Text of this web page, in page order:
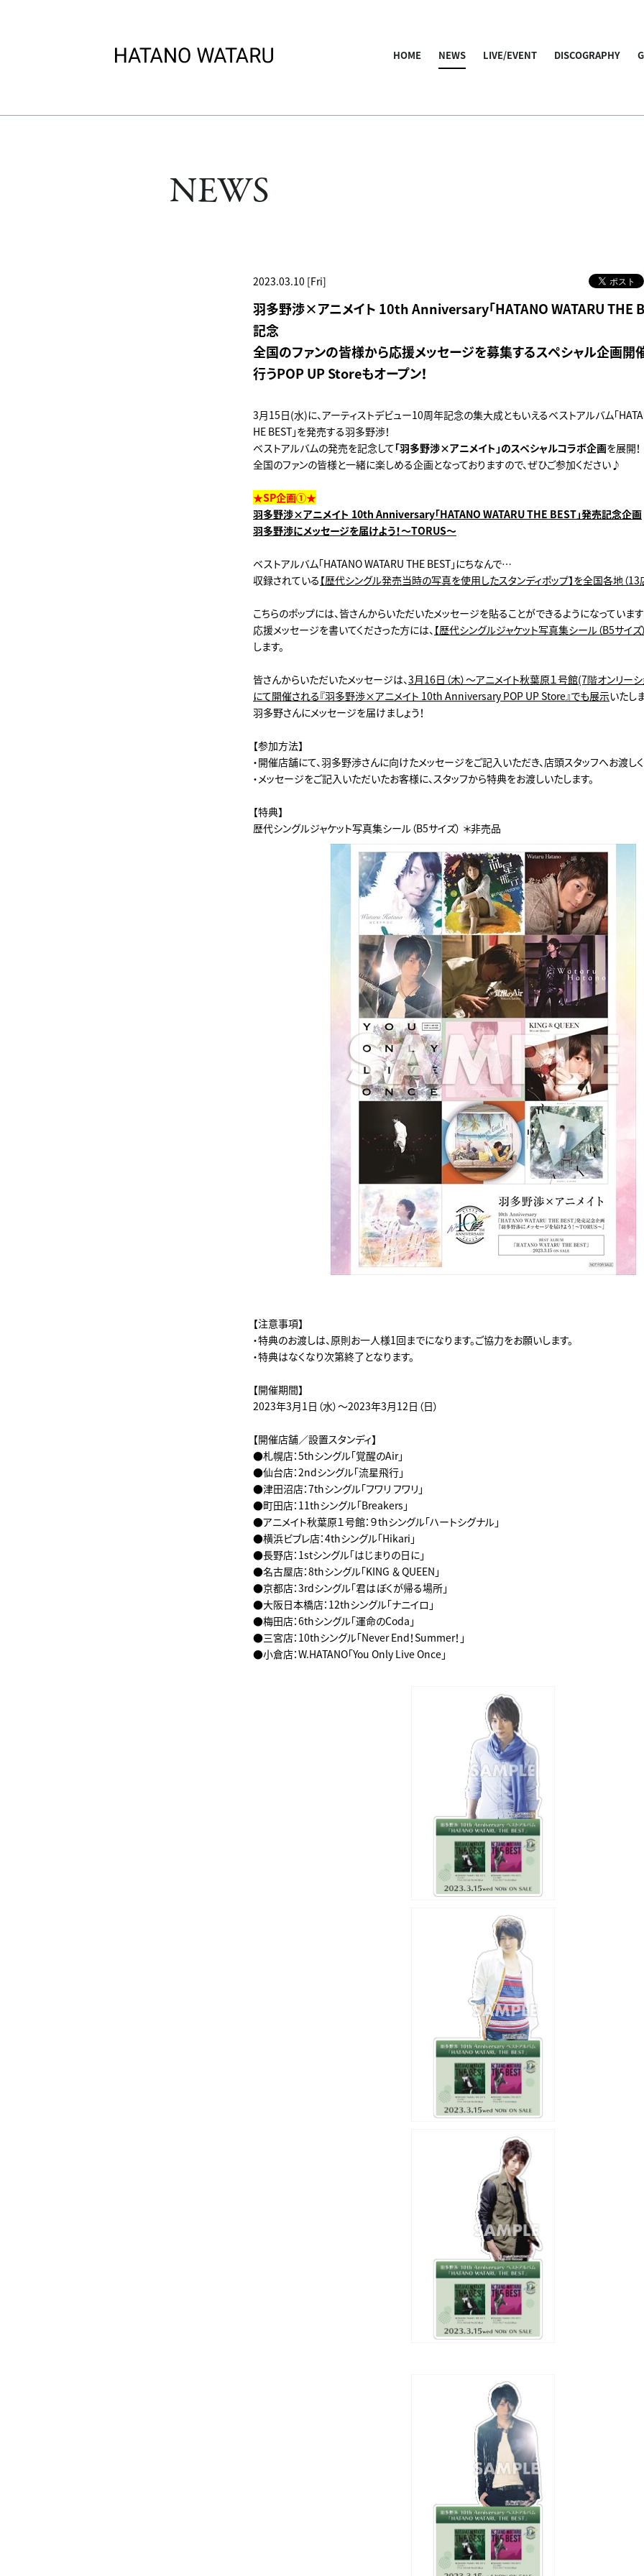
HOME NEWS LIVE/EVENT DISCOGRAPHY
NEWS
2023.03.10 [Fri]
羽多野渉×アニメイト 10th Anniversary「HATANO WATARU THE
記念
全国のファンの皆様から応援メッセージを募集するスペシャル企画開
行うPOP UP Storeもオープン！
3月15日(水)に、アーティストデビュー10周年記念の集大成ともいえるベストアルバム「
HE BEST」を発売する羽多野渉！
ベストアルバムの発売を記念して「羽多野渉×アニメイト」のスペシャルコラボ企画を展開！
全国のファンの皆様と一緒に楽しめる企画となっておりますので、ぜひご参加ください♪
★SP企画①★
羽多野渉×アニメイト 10th Anniversary「HATANO WATARU THE BEST」発売記念企画
羽多野渉にメッセージを届けよう！～TORUS～
ベストアルバム「HATANO WATARU THE BEST」にちなんで…
収録されている 【歴代シングル発売当時の写真を使用したスタンディポップ】を全国各地（13
こちらのポップには、皆さんからいただいたメッセージを貼ることができるようになっていま
応援メッセージを書いてくださった方には、 【歴代シングルジャケット写真集シール（B5サイズ
します。
皆さんからいただいたメッセージは、3月16日（木）～アニメイト秋葉原１号館(7階オンリー
にて開催される『羽多野渉×アニメイト 10th Anniversary POP UP Store』でも展示いたし
羽多野さんにメッセージを届けましょう！
【参加方法】
・開催店舗にて、羽多野渉さんに向けたメッセージをご記入いただき、店頭スタッフへお渡しく
・メッセージをご記入いただいたお客様に、スタッフから特典をお渡しいたします。
【特典】
歴代シングルジャケット写真集シール（B5サイズ） ＊非売品
【注意事項】
・特典のお渡しは、原則お一人様1回までになります。ご協力をお願いします。
・特典はなくなり次第終了となります。
【開催期間】
2023年3月1日（水）～2023年3月12日（日）
【開催店舗／設置スタンディ】
●札幌店：5thシングル「覚醒のAir」
●仙台店：2ndシングル「流星飛行」
●津田沼店：7thシングル「フワリ フワリ」
●町田店：11thシングル「Breakers」
●アニメイト秋葉原１号館：９thシングル「ハートシグナル」
●横浜ビブレ店：4thシングル「Hikari」
●長野店：1stシングル「はじまりの日に」
●名古屋店：8thシングル「KING ＆ QUEEN」
●京都店：3rdシングル「君はぼくが帰る場所」
●大阪日本橋店：12thシングル「ナニイロ」
●梅田店：6thシングル「運命のCoda」
●三宮店：10thシングル「Never End！Summer！」
●小倉店：W.HATANO「You Only Live Once」